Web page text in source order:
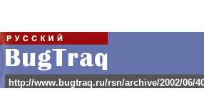
http://www.bugtraq.ru/rsn/archive/2002/06/